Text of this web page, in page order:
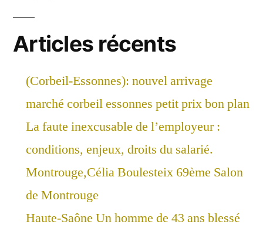
Articles récents
(Corbeil-Essonnes): nouvel arrivage
marché corbeil essonnes petit prix bon plan
La faute inexcusable de l’employeur :
conditions, enjeux, droits du salarié.
Montrouge,Célia Boulesteix 69ème Salon
de Montrouge
Haute-Saône Un homme de 43 ans blessé